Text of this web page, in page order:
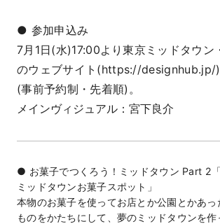
● 参加申込み
7月1日(水)17:00より東京ミッドタウン
のウェブサイト(https://designhub.jp/
(事前予約制・先着順)。
メインヴィジュアル：宮下良介
● お菓子でつくろう！ミッドタウン Part 2
ミッドタウンお菓子スポット」
本物のお菓子を使ってお店とか公園とかあっ
ものをかたちにして、夢のミッドタウンを作